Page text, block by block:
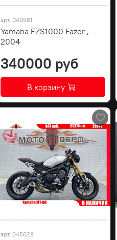
арт. 049561
Yamaha FZS1000 Fazer ,
2004
340000 руб
В корзину
арт. 045629